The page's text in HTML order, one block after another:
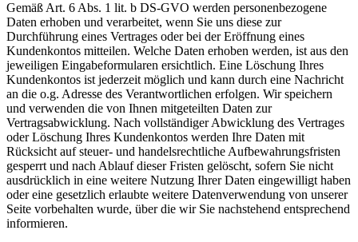
Gemäß Art. 6 Abs. 1 lit. b DS-GVO werden personenbezogene
Daten erhoben und verarbeitet, wenn Sie uns diese zur
Durchführung eines Vertrages oder bei der Eröffnung eines
Kundenkontos mitteilen. Welche Daten erhoben werden, ist aus den
jeweiligen Eingabeformularen ersichtlich. Eine Löschung Ihres
Kundenkontos ist jederzeit möglich und kann durch eine Nachricht
an die o.g. Adresse des Verantwortlichen erfolgen. Wir speichern
und verwenden die von Ihnen mitgeteilten Daten zur
Vertragsabwicklung. Nach vollständiger Abwicklung des Vertrages
oder Löschung Ihres Kundenkontos werden Ihre Daten mit
Rücksicht auf steuer- und handelsrechtliche Aufbewahrungsfristen
gesperrt und nach Ablauf dieser Fristen gelöscht, sofern Sie nicht
ausdrücklich in eine weitere Nutzung Ihrer Daten eingewilligt haben
oder eine gesetzlich erlaubte weitere Datenverwendung von unserer
Seite vorbehalten wurde, über die wir Sie nachstehend entsprechend
informieren.